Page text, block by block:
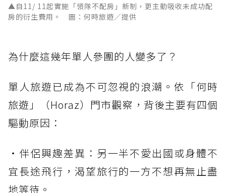
▲自11/ 11起實施「領隊不配房」新制，更主動吸收未成功配
房的衍生費用。 圖：何時旅遊／提供
為什麼這幾年單人參團的人變多了？
單人旅遊已成為不可忽視的浪潮。依「何時
旅遊」（Horaz）門市觀察，背後主要有四個
驅動原因：
・伴侶興趣差異：另一半不愛出國或身體不
宜長途飛行，渴望旅行的一方不想再無止盡
地等待。